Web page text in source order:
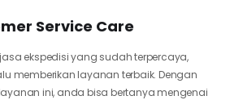
Service Care
ekspedisi yang sudah terpercaya,
memberikan layanan terbaik. Dengan
ini, anda bisa bertanya mengenai